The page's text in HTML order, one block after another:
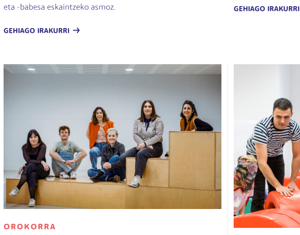
eta -babesa eskaintzeko asmoz.
GEHIAGO IRAKURRI
GEHIAGO IRAKURRI
Irudia
OROKORRA